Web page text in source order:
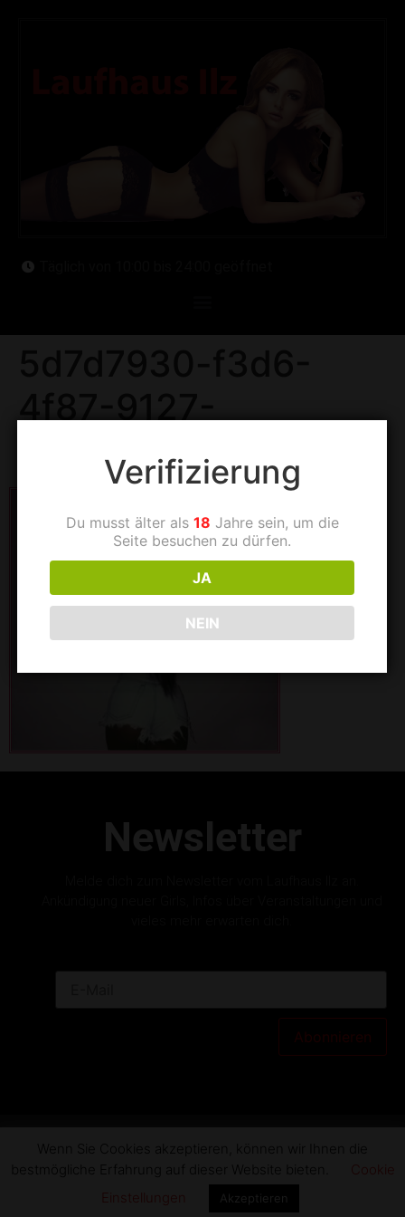
73c03ea22e23
Newsletter
Abonnieren
Copyright 2026 © All rights Reserved. Designed by
busycomm GmbH
Wenn Sie Cookies akzeptieren, können wir Ihnen die
bestmögliche Erfahrung auf dieser Website bieten.
Cookie
Einstellungen
Akzeptieren
Verifizierung
Du musst älter als 18 Jahre sein, um die
Seite besuchen zu dürfen.
JA
NEIN